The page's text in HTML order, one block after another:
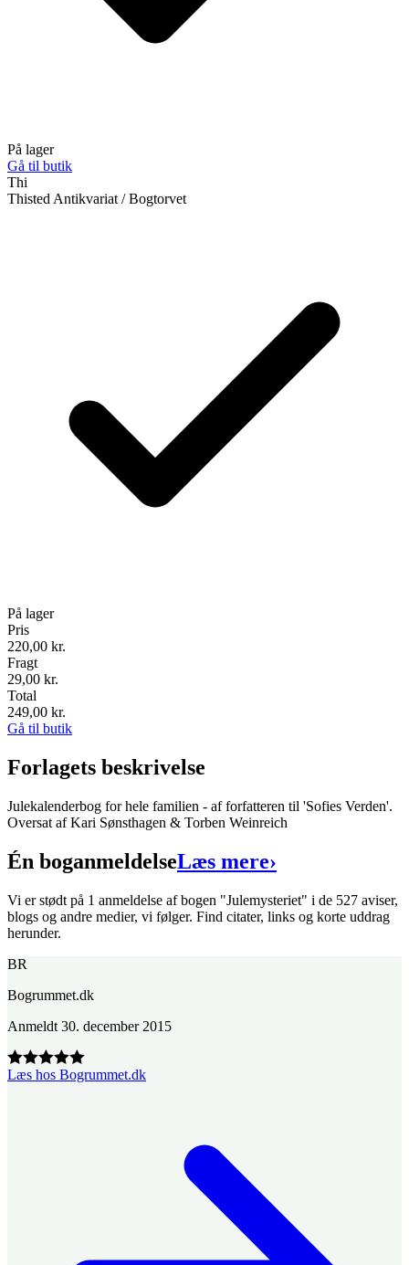
På lager
Gå til butik
Thi
Thisted Antikvariat / Bogtorvet
På lager
Pris
220,00 kr.
Fragt
29,00 kr.
Total
249,00 kr.
Gå til butik
Forlagets beskrivelse
Julekalenderbog for hele familien - af forfatteren til 'Sofies Verden'.
Oversat af Kari Sønsthagen & Torben Weinreich
Én boganmeldelseLæs mere›
Vi er stødt på 1 anmeldelse af bogen "Julemysteriet" i de 527 aviser,
blogs og andre medier, vi følger. Find citater, links og korte uddrag
herunder.
BR
Bogrummet.dk
Anmeldt 30. december 2015
Læs hos Bogrummet.dk